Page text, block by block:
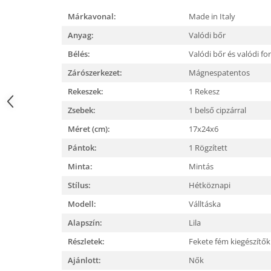
Márkavonal:
Made in Italy
Anyag:
Valódi bőr
Bélés:
Valódi bőr és valódi
Zárószerkezet:
Mágnespatentos
Rekeszek:
1 Rekesz
Zsebek:
1 belső cipzárral
Méret (cm):
17x24x6
Pántok:
1 Rögzített
Minta:
Mintás
Stílus:
Hétköznapi
Modell:
Válltáska
Alapszín:
Lila
Részletek:
Fekete fém kiegészítők
Ajánlott:
Nők